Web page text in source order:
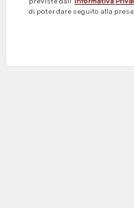
di poter dare seguito alla